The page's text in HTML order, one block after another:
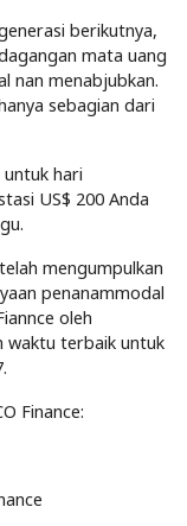
berikutnya,
mata uang
nan menabjubkan.
sebagian dari
hari
US$ 200 Anda
mengumpulkan
penanammodal
oleh
waktu terbaik untuk
Finance: